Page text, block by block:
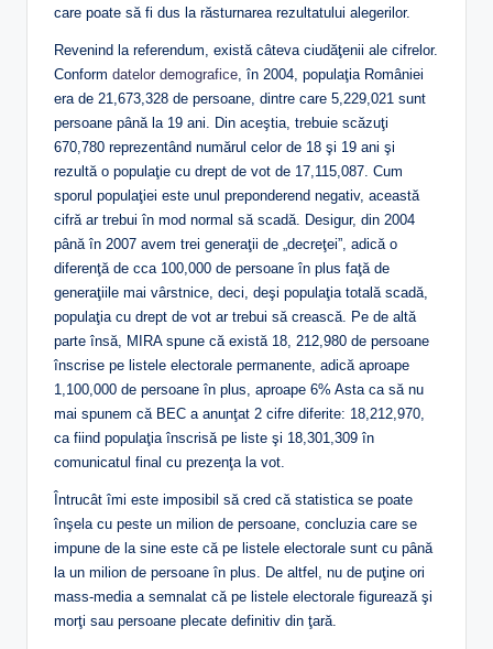
care poate să fi dus la răsturnarea rezultatului alegerilor.
Revenind la referendum, există câteva ciudăţenii ale cifrelor.
Conform datelor demografice, în 2004, populaţia României
era de 21,673,328 de persoane, dintre care 5,229,021 sunt
persoane până la 19 ani. Din aceştia, trebuie scăzuţi
670,780 reprezentând numărul celor de 18 şi 19 ani şi
rezultă o populaţie cu drept de vot de 17,115,087. Cum
sporul populaţiei este unul preponderend negativ, această
cifră ar trebui în mod normal să scadă. Desigur, din 2004
până în 2007 avem trei generaţii de „decreţei”, adică o
diferenţă de cca 100,000 de persoane în plus faţă de
generaţiile mai vârstnice, deci, deşi populaţia totală scadă,
populaţia cu drept de vot ar trebui să crească. Pe de altă
parte însă, MIRA spune că există 18, 212,980 de persoane
înscrise pe listele electorale permanente, adică aproape
1,100,000 de persoane în plus, aproape 6% Asta ca să nu
mai spunem că BEC a anunţat 2 cifre diferite: 18,212,970,
ca fiind populaţia înscrisă pe liste şi 18,301,309 în
comunicatul final cu prezenţa la vot.
Întrucât îmi este imposibil să cred că statistica se poate
înşela cu peste un milion de persoane, concluzia care se
impune de la sine este că pe listele electorale sunt cu până
la un milion de persoane în plus. De altfel, nu de puţine ori
mass-media a semnalat că pe listele electorale figurează şi
morţi sau persoane plecate definitiv din ţară.